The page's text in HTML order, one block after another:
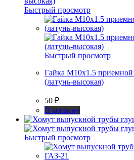
Быстрый просмотр
Быстрый просмотр
Гайка М10х1.5
(латунь-высокая)
50 ₽
В корзину
Быстрый просмотр